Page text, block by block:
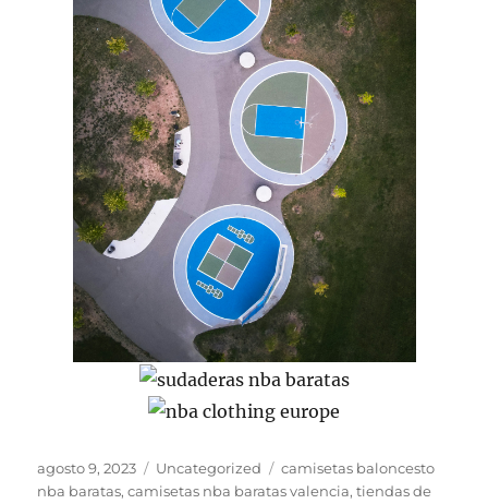
Publicado
el
agosto 9, 2023 Categorías
Uncategorized Etiquetas
camisetas baloncesto
nba baratas,camisetas nba baratas valencia,tiendas de